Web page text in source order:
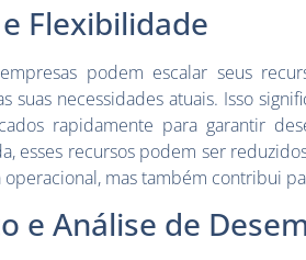
Flexibilidade
podem escalar seus
suas necessidades atuais. Isso
rapidamente para garantir
esses recursos podem ser
mas também contribui
e Análise de